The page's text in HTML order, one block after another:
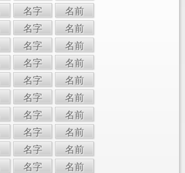
名字 名前
名字 名前
名字 名前
名字 名前
名字 名前
名字 名前
名字 名前
名字 名前
名字 名前
名字 名前